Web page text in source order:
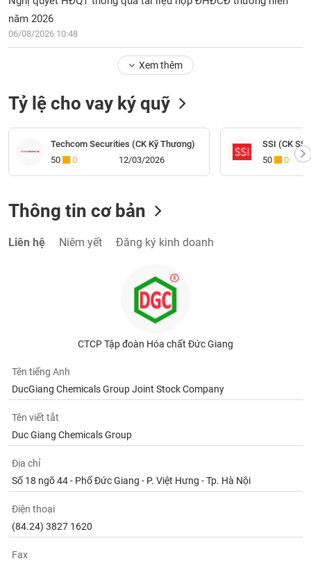
năm 2026
06/08/2026 10:48
Xem thêm
Tỷ lệ cho vay ký quỹ
Techcom Securities (CK Kỹ Thương)
50
0 12/03/2026
SSI (CK
50
0
Thông tin cơ bản
Liên hệ Niêm yết Đăng ký kinh doanh
CTCP Tập đoàn Hóa chất Đức Giang
Tên tiếng Anh
DucGiang Chemicals Group Joint Stock Company
Tên viết tắt
Duc Giang Chemicals Group
Địa chỉ
Số 18 ngõ 44 - Phố Đức Giang - P. Việt Hưng - Tp. Hà Nội
Điện thoại
(84.24) 3827 1620
Fax